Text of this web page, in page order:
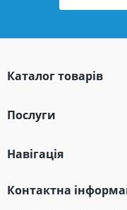
Каталог товарів
Послуги
Навігація
Контактна